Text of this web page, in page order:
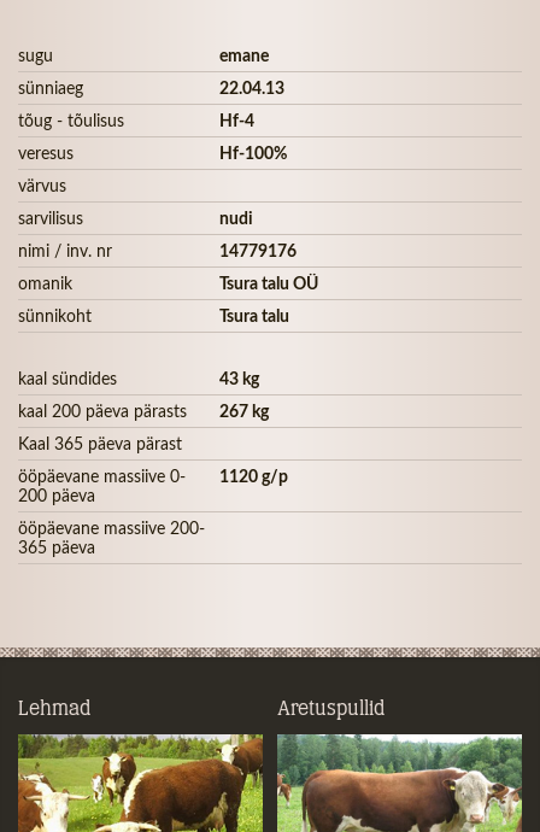
sugu
emane
sünniaeg
22.04.13
tõug - tõulisus
Hf-4
veresus
Hf-100%
värvus
sarvilisus
nudi
nimi / inv. nr
14779176
omanik
Tsura talu OÜ
sünnikoht
Tsura talu
kaal sündides
43 kg
kaal 200 päeva pärasts
267 kg
Kaal 365 päeva pärast
ööpäevane massiive 0-
200 päeva
1120 g/p
ööpäevane massiive 200-
365 päeva
Lehmad Aretuspullid